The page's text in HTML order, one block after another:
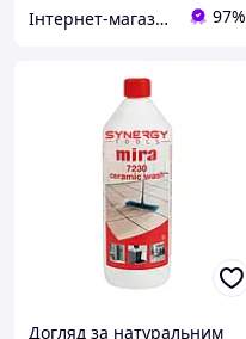
Інтернет-магазин "Три карася" 97%
Догляд за натуральним